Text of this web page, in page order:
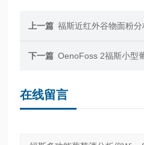
上一篇 福斯近红外谷物面粉
下一篇 OenoFoss 2福斯小型
在线留言